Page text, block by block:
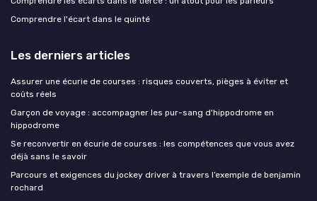
Comprendre l'écart dans le quinté
Les derniers articles
Assurer une écurie de courses : risques couverts, pièges à éviter et
coûts réels
Garçon de voyage : accompagner les pur-sang d'hippodrome en
hippodrome
Se reconvertir en écurie de courses : les compétences que vous avez
déjà sans le savoir
Parcours et exigences du jockey driver à travers l’exemple de benjamin
rochard